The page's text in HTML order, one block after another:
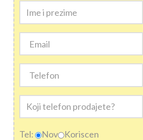
Tel: Nov Koriscen